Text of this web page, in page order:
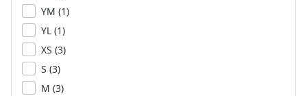
YM (1)
YL (1)
XS (3)
S (3)
M (3)